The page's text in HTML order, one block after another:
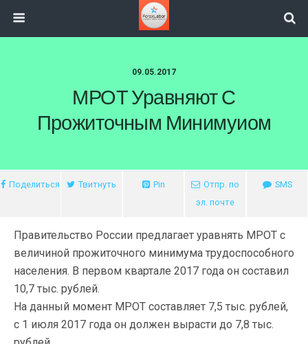
09.05.2017
МРОТ Уравняют С
Прожиточным Минимуиом
Поделиться Твитнуть Pin
Отпр. по
эл. почте
SMS
Правительство России предлагает уравнять МРОТ с
величиной прожиточного минимума трудоспособного
населения. В первом квартале 2017 года он составил
10,7 тыс. рублей.
На данный момент МРОТ составляет 7,5 тыс. рублей,
с 1 июля 2017 года он должен вырасти до 7,8 тыс.